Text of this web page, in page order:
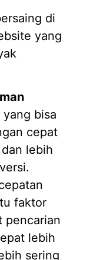
di
yang
bisa
cepat
lebih
faktor
pencarian
lebih
sering